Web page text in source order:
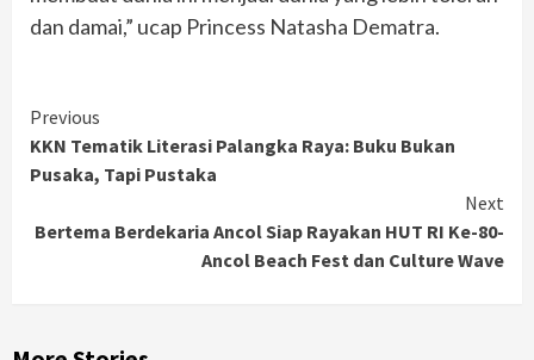
dan damai,” ucap Princess Natasha Dematra.
Continue
Reading
Previous
KKN Tematik Literasi Palangka Raya: Buku Bukan
Pusaka, Tapi Pustaka
Next
Bertema Berdekaria Ancol Siap Rayakan HUT RI Ke-80-
Ancol Beach Fest dan Culture Wave